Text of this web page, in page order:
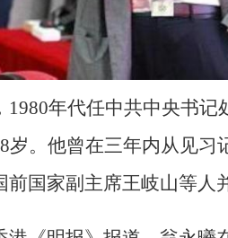
1980年代任中共中央书记
岁。他曾在三年内从见习
国家副主席王岐山等人